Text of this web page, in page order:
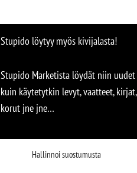
Hallinnoi suostumusta
Stupido löytyy myös kivijalasta!
Stupido Marketista löydät niin uudet
kuin käytetytkin levyt, vaatteet, kirjat,
korut jne jne…